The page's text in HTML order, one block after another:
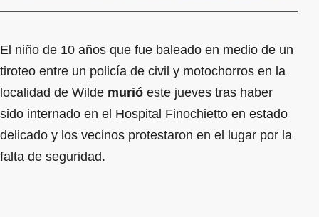
El niño de 10 años que fue baleado en medio de un
tiroteo entre un policía de civil y motochorros en la
localidad de Wilde murió este jueves tras haber
sido internado en el Hospital Finochietto en estado
delicado y los vecinos protestaron en el lugar por la
falta de seguridad.